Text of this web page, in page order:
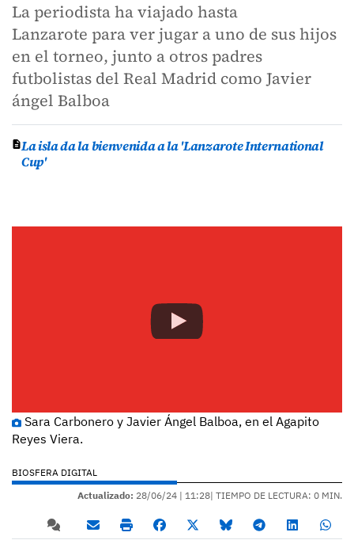
La periodista ha viajado hasta
Lanzarote para ver jugar a uno de sus hijos
en el torneo, junto a otros padres
futbolistas del Real Madrid como Javier
ángel Balboa
La isla da la bienvenida a la 'Lanzarote International
Cup'
Sara Carbonero y Javier Ángel Balboa, en el Agapito
Reyes Viera.
BIOSFERA DIGITAL
Actualizado: 28/06/24 | 11:28| TIEMPO DE LECTURA: 0 MIN.